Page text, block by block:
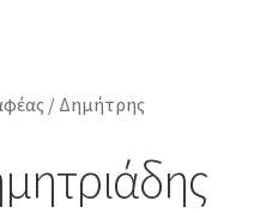
/ Δημήτρης